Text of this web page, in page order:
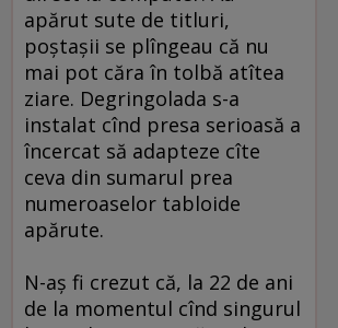
apărut sute de titluri,
poştaşii se plîngeau că nu
mai pot căra în tolbă atîtea
ziare. Degringolada s-a
instalat cînd presa serioasă a
încercat să adapteze cîte
ceva din sumarul prea
numeroaselor tabloide
apărute.
N-aş fi crezut că, la 22 de ani
de la momentul cînd singurul